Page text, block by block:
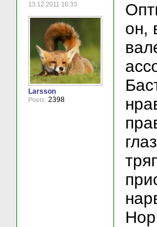
13.12.2011 16:33
Larsson
Posts: 2398
он,